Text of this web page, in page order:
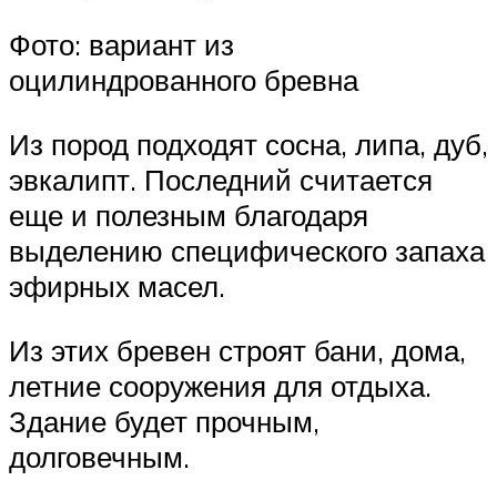
Фото: вариант из
оцилиндрованного бревна
Из пород подходят сосна, липа, дуб,
эвкалипт. Последний считается
еще и полезным благодаря
выделению специфического запаха
эфирных масел.
Из этих бревен строят бани, дома,
летние сооружения для отдыха.
Здание будет прочным,
долговечным.